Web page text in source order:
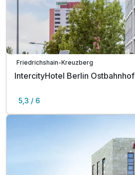
Friedrichshain-Kreuzberg
IntercityHotel Berlin Ostbahnhof
5,3 / 6